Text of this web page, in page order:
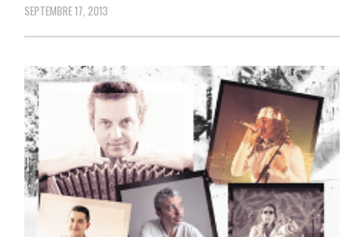
SEPTEMBRE 17, 2013